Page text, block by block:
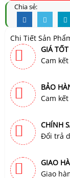
Chia sẻ:
Chi Tiết Sản
GIÁ
Cam
BẢO
Cam
CHÍNH
Đổi trả
GIAO
Giao